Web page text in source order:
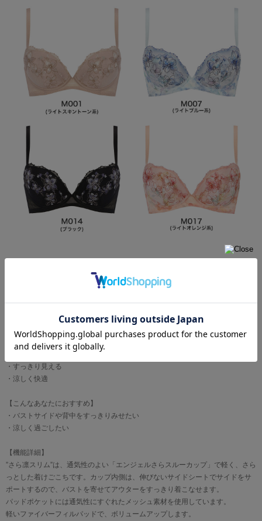
Item Data
【おすすめポイント】
・すっきり見える
・涼しく快適
【こんなあなたにおすすめ】
・バストサイドや背中をすっきりみせたい
・涼しく過ごしたい
【機能詳細】
”さら凛スリム”は、通気性のよい「エンジェルさらスルーカップ」で軽く、さら
っとした着けごこちです。カップ内側は、伸びないサイドシートでサイドをサ
ポートするので、バストを寄せてアウターをすっきり着こなせます。
パッドポケットには通気性にすぐれたメッシュ素材を使用しています。
軽いファイバーフィルパッドで、ボリュームアップします。